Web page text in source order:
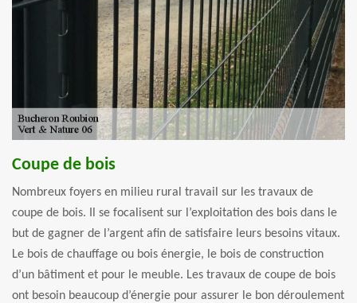
Coupe de bois
Nombreux foyers en milieu rural travail sur les travaux de
coupe de bois. Il se focalisent sur l’exploitation des bois dans le
but de gagner de l’argent afin de satisfaire leurs besoins vitaux.
Le bois de chauffage ou bois énergie, le bois de construction
d’un bâtiment et pour le meuble. Les travaux de coupe de bois
ont besoin beaucoup d’énergie pour assurer le bon déroulement